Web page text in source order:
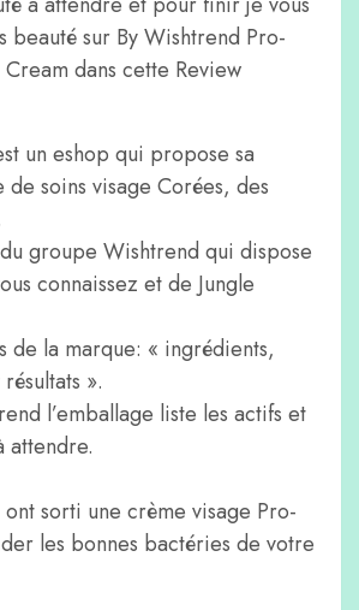
beauté sur By Wishtrend Pro-
dans cette Review
un eshop qui propose sa
soins visage Corées, des
groupe Wishtrend qui dispose
connaissez et de Jungle
de la marque: « ingrédients,
».
l’emballage liste les actifs et
attendre.
sorti une crème visage Pro-
les bonnes bactéries de votre